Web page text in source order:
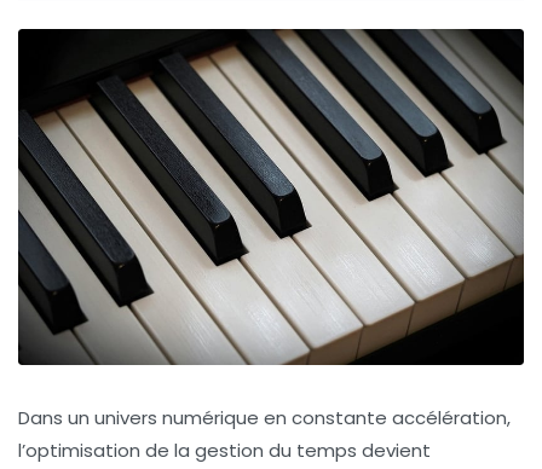
Dans un univers numérique en constante accélération,
l’optimisation de la gestion du temps devient